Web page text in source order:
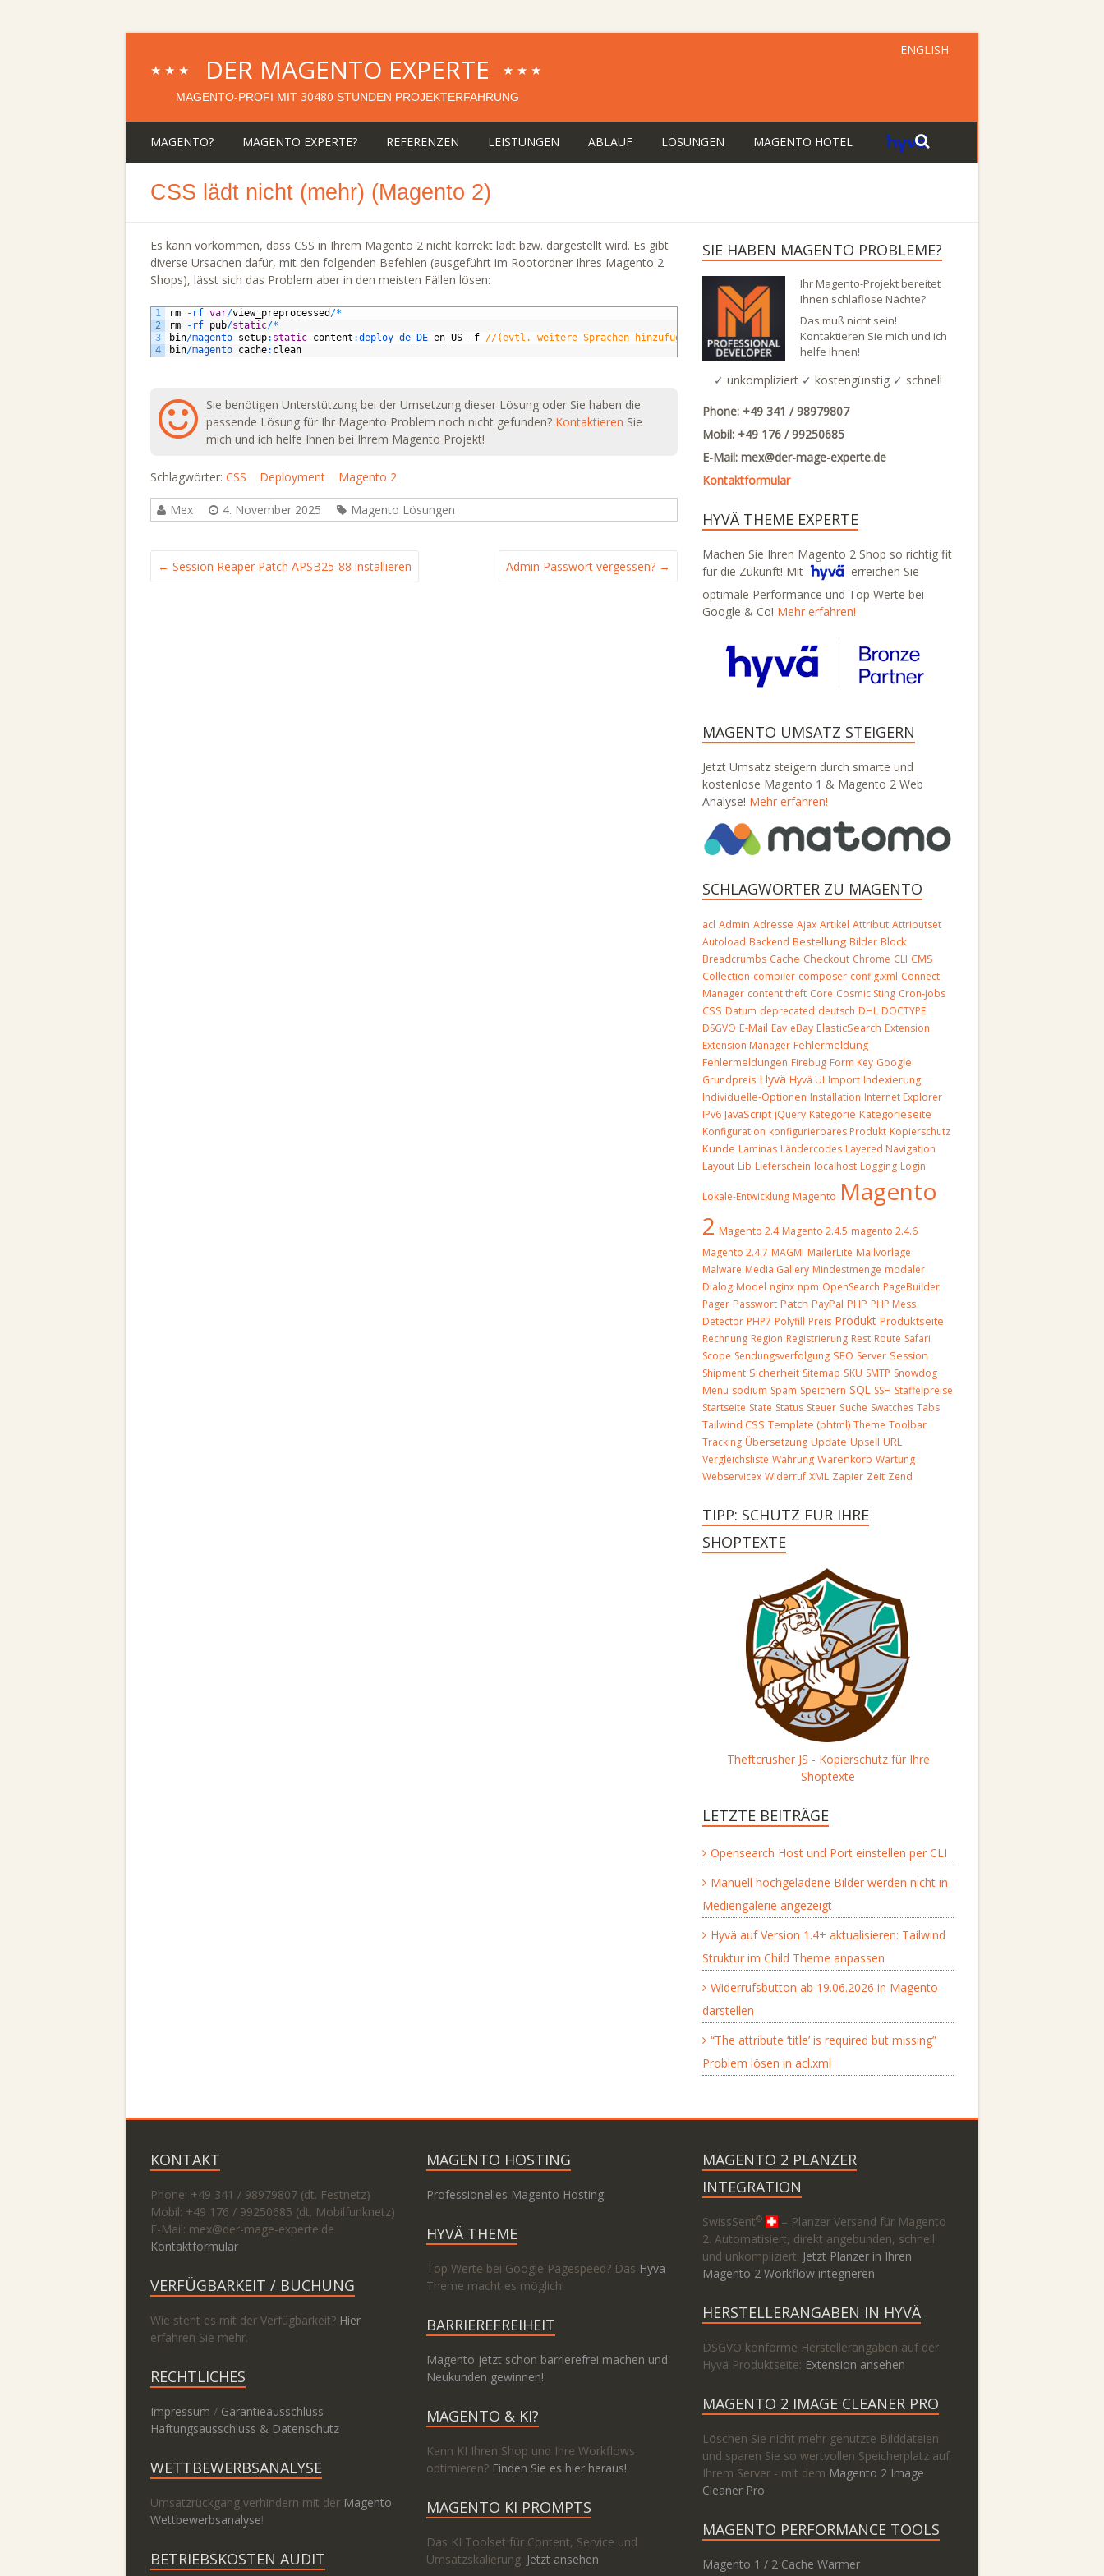
★★★ DER MAGENTO EXPERTE ★★★
MAGENTO-PROFI MIT 30480 STUNDEN PROJEKTERFAHRUNG
ENGLISH
MAGENTO? MAGENTO EXPERTE? REFERENZEN LEISTUNGEN ABLAUF LÖSUNGEN MAGENTO HOTEL
CSS lädt nicht (mehr) (Magento 2)
Es kann vorkommen, dass CSS in Ihrem Magento 2 nicht korrekt lädt bzw. dargestellt wird. Es gibt
diverse Ursachen dafür, mit den folgenden Befehlen (ausgeführt im Rootordner Ihres Magento 2
Shops), lässt sich das Problem aber in den meisten Fällen lösen:
1
2
3
4
rm - rf var/view_preprocessed /*
rm
- rf pub/static/*
bin/magento setup: static-content :deploy de_DE en_US -f //(evtl. weitere Sprachen hinzufügen)
bin/magento cache: clean
Sie benötigen Unterstützung bei der Umsetzung dieser Lösung oder Sie haben die
passende Lösung für Ihr Magento Problem noch nicht gefunden? Kontaktieren Sie
mich und ich helfe Ihnen bei Ihrem Magento Projekt!
Schlagwörter: CSS Deployment Magento 2
Mex 4. November 2025 Magento Lösungen
← Session Reaper Patch APSB25-88 installieren Admin Passwort vergessen? →
SIE HABEN MAGENTO PROBLEME?
Ihr Magento-Projekt bereitet
Ihnen schlaflose Nächte?
Das muß nicht sein!
Kontaktieren Sie mich und ich
helfe Ihnen!
✓ unkompliziert ✓ kostengünstig ✓ schnell
Phone: +49 341 / 98979807
Mobil: +49 176 / 99250685
E-Mail: mex@der-mage-experte.de
Kontaktformular
HYVÄ THEME EXPERTE
Machen Sie Ihren Magento 2 Shop so richtig fit
für die Zukunft! Mit
erreichen Sie
optimale Performance und Top Werte bei
Google & Co! Mehr erfahren!
MAGENTO UMSATZ STEIGERN
Jetzt Umsatz steigern durch smarte und
kostenlose Magento 1 & Magento 2 Web
Analyse! Mehr erfahren!
SCHLAGWÖRTER ZU MAGENTO
acl Admin Adresse Ajax Artikel Attribut Attributset
Autoload Backend Bestellung Bilder Block
Breadcrumbs Cache Checkout Chrome CLI CMS
Collection compiler composer config.xml Connect
Manager content theft Core Cosmic Sting Cron-Jobs
CSS Datum deprecated deutsch DHL DOCTYPE
DSGVO E-Mail Eav eBay ElasticSearch Extension
Extension Manager Fehlermeldung
Fehlermeldungen Firebug Form Key Google
Grundpreis Hyvä Hyvä UI Import Indexierung
Individuelle-Optionen Installation Internet Explorer
IPv6 JavaScript jQuery Kategorie Kategorieseite
Konfiguration konfigurierbares Produkt Kopierschutz
Kunde Laminas Ländercodes Layered Navigation
Layout Lib Lieferschein localhost Logging Login
Lokale-Entwicklung Magento Magento
2 Magento 2.4 Magento 2.4.5 magento 2.4.6
Magento 2.4.7 MAGMI MailerLite Mailvorlage
Malware Media Gallery Mindestmenge modaler
Dialog Model nginx npm OpenSearch PageBuilder
Pager Passwort Patch PayPal PHP PHP Mess
Detector PHP7 Polyfill Preis Produkt Produktseite
Rechnung Region Registrierung Rest Route Safari
Scope Sendungsverfolgung SEO Server Session
Shipment Sicherheit Sitemap SKU SMTP Snowdog
Menu sodium Spam Speichern SQL SSH Staffelpreise
Startseite State Status Steuer Suche Swatches Tabs
Tailwind CSS Template (phtml) Theme Toolbar
Tracking Übersetzung Update Upsell URL
Vergleichsliste Währung Warenkorb Wartung
Webservicex Widerruf XML Zapier Zeit Zend
TIPP: SCHUTZ FÜR IHRE
SHOPTEXTE
Theftcrusher JS - Kopierschutz für Ihre
Shoptexte
LETZTE BEITRÄGE
Opensearch Host und Port einstellen per CLI
Manuell hochgeladene Bilder werden nicht in
Mediengalerie angezeigt
Hyvä auf Version 1.4+ aktualisieren: Tailwind
Struktur im Child Theme anpassen
Widerrufsbutton ab 19.06.2026 in Magento
darstellen
“The attribute ‘title’ is required but missing”
Problem lösen in acl.xml
KONTAKT
Phone: +49 341 / 98979807 (dt. Festnetz)
Mobil: +49 176 / 99250685 (dt. Mobilfunknetz)
E-Mail: mex@der-mage-experte.de
Kontaktformular
VERFÜGBARKEIT / BUCHUNG
Wie steht es mit der Verfügbarkeit? Hier
erfahren Sie mehr.
RECHTLICHES
Impressum / Garantieausschluss
Haftungsausschluss & Datenschutz
WETTBEWERBSANALYSE
Umsatzrückgang verhindern mit der Magento
Wettbewerbsanalyse!
BETRIEBSKOSTEN AUDIT
MAGENTO HOSTING
Professionelles Magento Hosting
HYVÄ THEME
Top Werte bei Google Pagespeed? Das Hyvä
Theme macht es möglich!
BARRIEREFREIHEIT
Magento jetzt schon barrierefrei machen und
Neukunden gewinnen!
MAGENTO & KI?
Kann KI Ihren Shop und Ihre Workflows
optimieren? Finden Sie es hier heraus!
MAGENTO KI PROMPTS
Das KI Toolset für Content, Service und
Umsatzskalierung. Jetzt ansehen
MAGENTO 2 PLANZER
INTEGRATION
SwissSent©
– Planzer Versand für Magento
2. Automatisiert, direkt angebunden, schnell
und unkompliziert. Jetzt Planzer in Ihren
Magento 2 Workflow integrieren
HERSTELLERANGABEN IN HYVÄ
DSGVO konforme Herstellerangaben auf der
Hyvä Produktseite: Extension ansehen
MAGENTO 2 IMAGE CLEANER PRO
Löschen Sie nicht mehr genutzte Bilddateien
und sparen Sie so wertvollen Speicherplatz auf
Ihrem Server - mit dem Magento 2 Image
Cleaner Pro
MAGENTO PERFORMANCE TOOLS
Magento 1 / 2 Cache Warmer